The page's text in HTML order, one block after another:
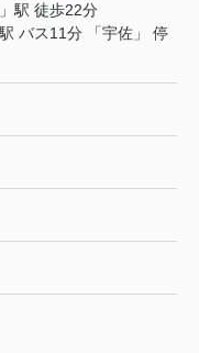
」駅 徒歩22分
駅 バス11分 「宇佐」 停